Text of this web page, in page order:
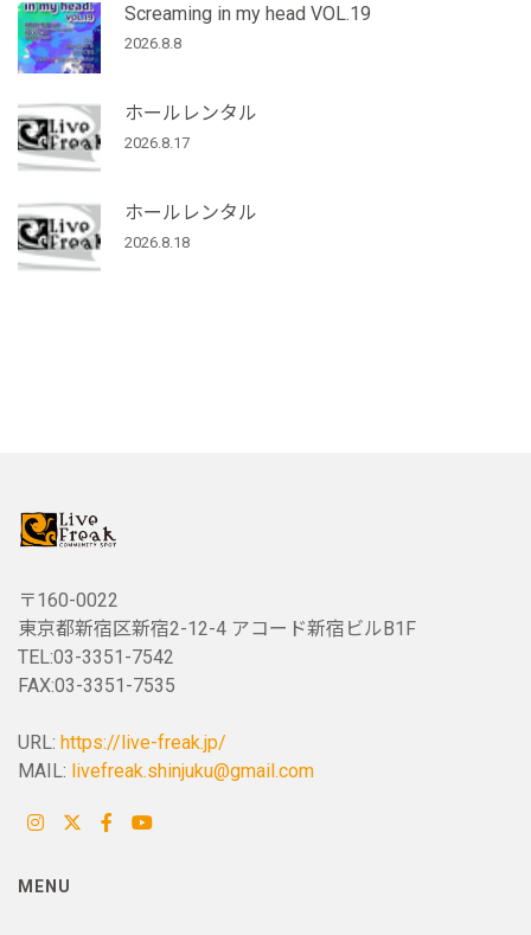
Screaming in my head VOL.19
2026.8.8
ホールレンタル
2026.8.17
ホールレンタル
2026.8.18
〒160-0022
東京都新宿区新宿2-12-4 アコード新宿ビルB1F
TEL:03-3351-7542
FAX:03-3351-7535
URL: https://live-freak.jp/
MAIL: livefreak.shinjuku@gmail.com
MENU